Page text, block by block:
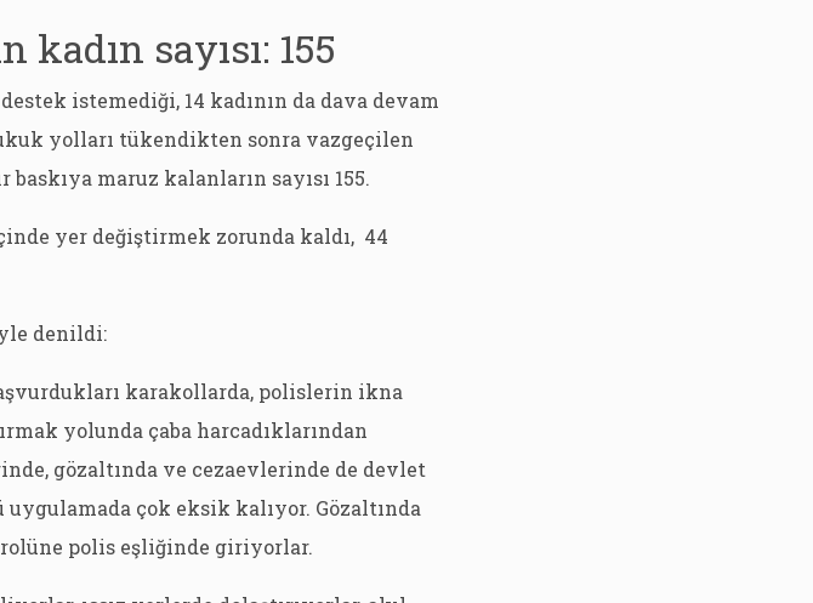
sayısı: 155
istemediği, 14 kadının da dava devam
yolları tükendikten sonra vazgeçilen
baskıya maruz kalanların sayısı 155.
yer değiştirmek zorunda kaldı, 44
denildi:
karakollarda, polislerin ikna
yolunda çaba harcadıklarından
gözaltında ve cezaevlerinde de devlet
çok eksik kalıyor. Gözaltında
polis eşliğinde giriyorlar.